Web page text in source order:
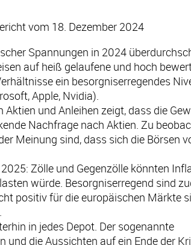
vom 18. Dezember 2024
Spannungen in 2024
auf heiß gelaufene und hoch
ein besorgniserregendes
Apple, Nvidia).
Aktien und Anleihen zeigt, dass die
Nachfrage nach Aktien. Zu
Meinung sind, dass sich die Börsen
Zölle und Gegenzölle könnten
würde. Besorgniserregend sind
positiv für die europäischen Märkte
in jedes Depot. Der sogenannte
und die Aussichten auf ein Ende der